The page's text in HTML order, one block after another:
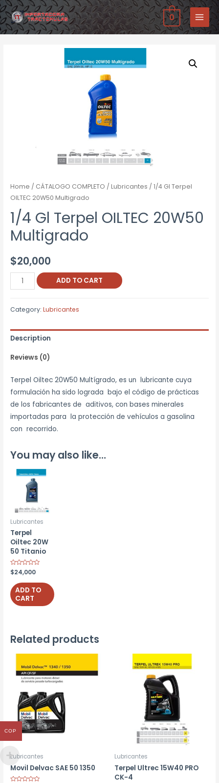
Ir
al
contenido
0
MAIN
Home / CÁTALOGO COMPLETO /Lubricantes / 1/4 Gl Terpel
OILTEC 20W50 Multigrado
1/4 Gl Terpel OILTEC 20W50
Multigrado
$20,000
Gl
OILTEC
20W50
Multigrado
quantity
ADD TO CART
Category:Lubricantes
Description
Reviews (0)
Terpel Oiltec 20W50 Multígrado, es un lubricante cuya
formulación ha sido lograda bajo el código de prácticas
de los fabricantes de aditivos, con bases minerales
importadas para la protección de vehículos a gasolina
con recorrido.
You may also like…
Lubricantes
Terpel
Oiltec 20W
50 Titanio
Rated
0
of
5
$24,000
ADD TO
CART
Related products
Lubricantes
Movil Delvac SAE 50 1350
Lubricantes
Terpel Ultrec 15W40 PRO
CK-4
COP